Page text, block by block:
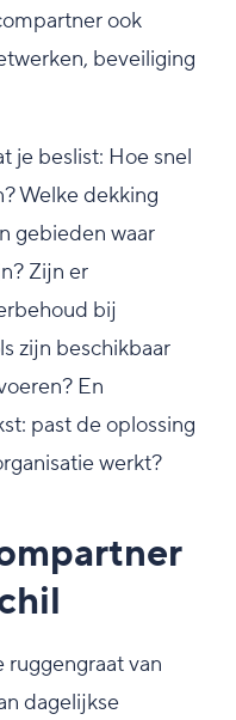
ook
beveiliging
je beslist: Hoe snel
Welke dekking
gebieden waar
Zijn er
bij
zijn beschikbaar
En
past de oplossing
werkt?
van
dagelijkse